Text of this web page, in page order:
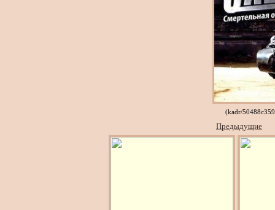
(kadr/
Предыдущие